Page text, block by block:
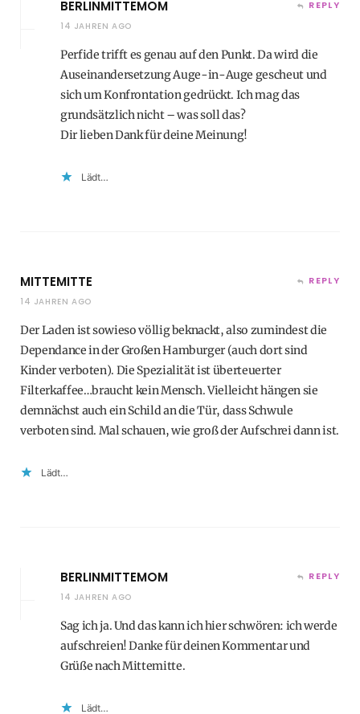
BERLINMITTEMOM
14 JAHREN AGO
REPLY
Perfide trifft es genau auf den Punkt. Da wird die
Auseinandersetzung Auge-in-Auge gescheut und
sich um Konfrontation gedrückt. Ich mag das
grundsätzlich nicht – was soll das?
Dir lieben Dank für deine Meinung!
Lädt…
MITTEMITTE
14 JAHREN AGO
REPLY
Der Laden ist sowieso völlig beknackt, also zumindest die
Dependance in der Großen Hamburger (auch dort sind
Kinder verboten). Die Spezialität ist überteuerter
Filterkaffee…braucht kein Mensch. Vielleicht hängen sie
demnächst auch ein Schild an die Tür, dass Schwule
verboten sind. Mal schauen, wie groß der Aufschrei dann ist.
Lädt…
BERLINMITTEMOM
14 JAHREN AGO
REPLY
Sag ich ja. Und das kann ich hier schwören: ich werde
aufschreien! Danke für deinen Kommentar und
Grüße nach Mittemitte.
Lädt…